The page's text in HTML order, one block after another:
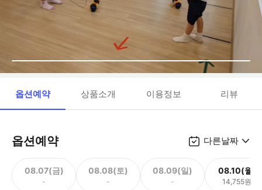
옵션예약 상품소개 이용정보 리뷰
옵션예약 다른날짜
08.07(금)
-
08.08(토)
-
08.09(일)
-
08.10(월)
14,755원